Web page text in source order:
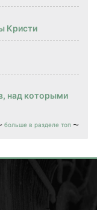
Кристи
над которыми
больше в разделе топ